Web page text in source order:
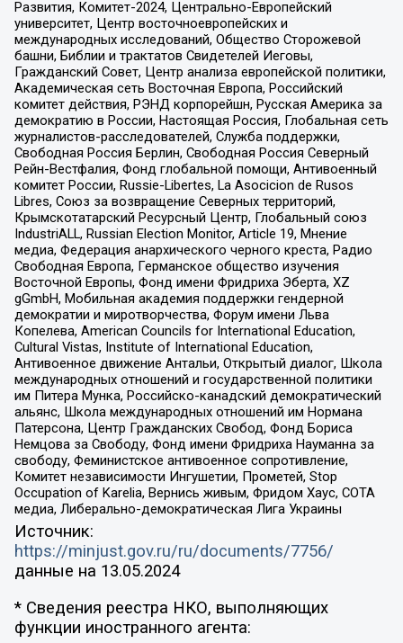
Развития, Комитет-2024, Центрально-Европейский
университет, Центр восточноевропейских и
международных исследований, Общество Сторожевой
башни, Библии и трактатов Свидетелей Иеговы,
Гражданский Совет, Центр анализа европейской политики,
Академическая сеть Восточная Европа, Российский
комитет действия, РЭНД корпорейшн, Русская Америка за
демократию в России, Настоящая Россия, Глобальная сеть
журналистов-расследователей, Служба поддержки,
Свободная Россия Берлин, Свободная Россия Северный
Рейн-Вестфалия, Фонд глобальной помощи, Антивоенный
комитет России, Russie-Libertes, La Asocicion de Rusos
Libres, Союз за возвращение Северных территорий,
Крымскотатарский Ресурсный Центр, Глобальный союз
IndustriALL, Russian Election Monitor, Article 19, Мнение
медиа, Федерация анархического черного креста, Радио
Свободная Европа, Германское общество изучения
Восточной Европы, Фонд имени Фридриха Эберта, XZ
gGmbH, Мобильная академия поддержки гендерной
демократии и миротворчества, Форум имени Льва
Копелева, American Councils for International Education,
Cultural Vistas, Institute of International Education,
Антивоенное движение Антальи, Открытый диалог, Школа
международных отношений и государственной политики
им Питера Мунка, Российско-канадский демократический
альянс, Школа международных отношений им Нормана
Патерсона, Центр Гражданских Свобод, Фонд Бориса
Немцова за Свободу, Фонд имени Фридриха Науманна за
свободу, Феминистское антивоенное сопротивление,
Комитет независимости Ингушетии, Прометей, Stop
Occupation of Karelia, Вернись живым, Фридом Хаус, СОТА
медиа, Либерально-демократическая Лига Украины
Источник:
https://minjust.gov.ru/ru/documents/7756/
данные на 13.05.2024
* Сведения реестра НКО, выполняющих
функции иностранного агента: